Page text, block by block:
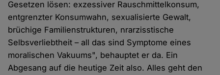
Gesetzen lösen: exzessiver Rauschmittelkonsum,
entgrenzter Konsumwahn, sexualisierte Gewalt,
brüchige Familienstrukturen, nrarzisstische
Selbsverliebtheit – all das sind Symptome eines
moralischen Vakuums", behauptet er da. Ein
Abgesang auf die heutige Zeit also. Alles geht den